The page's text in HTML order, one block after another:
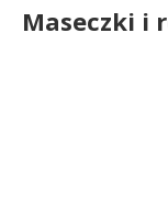
Maseczki i